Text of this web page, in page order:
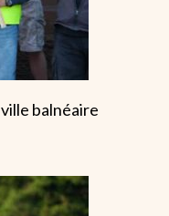
balnéaire